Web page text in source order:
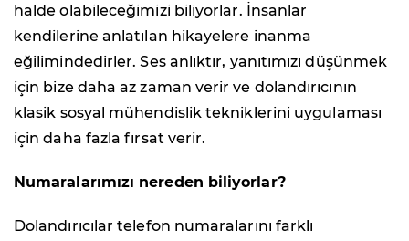
halde olabileceğimizi biliyorlar. İnsanlar
kendilerine anlatılan hikayelere inanma
eğilimindedirler. Ses anlıktır, yanıtımızı düşünmek
için bize daha az zaman verir ve dolandırıcının
klasik sosyal mühendislik tekniklerini uygulaması
için daha fazla fırsat verir.
Numaralarımızı nereden biliyorlar?
Dolandırıcılar telefon numaralarını farklı